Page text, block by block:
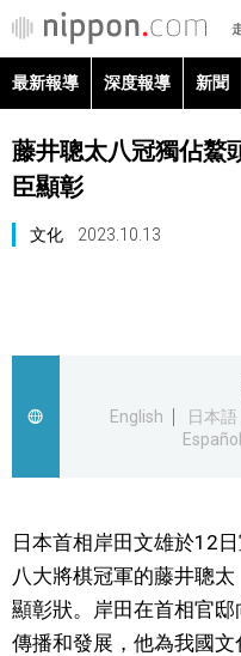
最新報導
視覺日本
臺灣香港
最新報導 深度報導 新聞
藤井聰太八冠獨佔鰲
臣顯彰
文化 2023.10.13
English
日本語
Español
日本首相岸田文雄於12
八大將棋冠軍的藤井聰
顯彰狀。岸田在首相官
傳播和發展，他為我國